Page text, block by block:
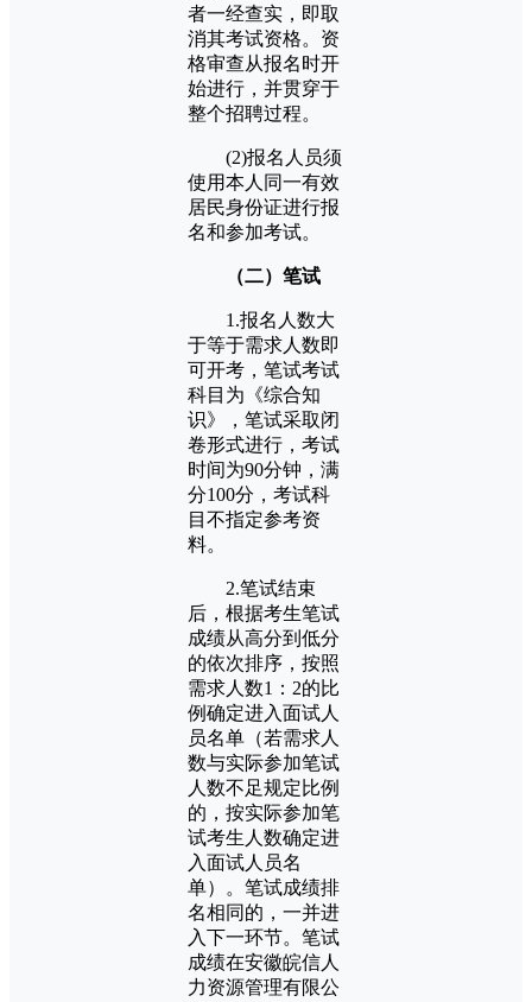
者一经查实，即取
消其考试资格。资
格审查从报名时开
始进行，并贯穿于
整个招聘过程。
(2)报名人员须
使用本人同一有效
居民身份证进行报
名和参加考试。
（二）笔试
1.报名人数大
于等于需求人数即
可开考，笔试考试
科目为《综合知
识》，笔试采取闭
卷形式进行，考试
时间为90分钟，满
分100分，考试科
目不指定参考资
料。
2.笔试结束
后，根据考生笔试
成绩从高分到低分
的依次排序，按照
需求人数1：2的比
例确定进入面试人
员名单（若需求人
数与实际参加笔试
人数不足规定比例
的，按实际参加笔
试考生人数确定进
入面试人员名
单）。笔试成绩排
名相同的，一并进
入下一环节。笔试
成绩在安徽皖信人
力资源管理有限公